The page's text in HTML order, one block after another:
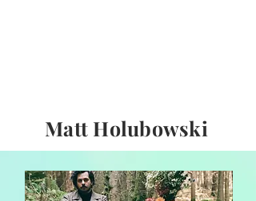
Matt Holubowski